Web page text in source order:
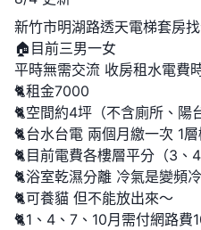
新竹市明湖路透天電梯套房
🏠目前三男一女
平時無需交流 收房租水電費
🐈租金7000
🐈空間約4坪（不含廁所、陽
🐈台水台電 兩個月繳一次 1
🐈目前電費各樓層平分（3、
🐈浴室乾濕分離 冷氣是變頻冷
🐈可養貓 但不能放出來～
🐈1、4、7、10月需付網路費